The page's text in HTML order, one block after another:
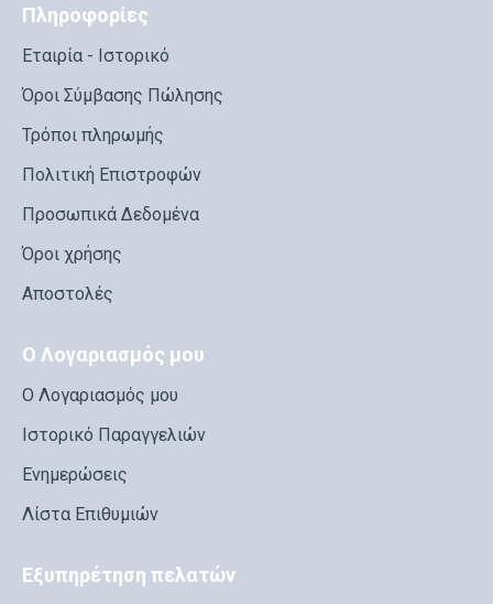
Πληροφορίες
Εταιρία - Ιστορικό
Όροι Σύμβασης Πώλησης
Τρόποι πληρωμής
Πολιτική Επιστροφών
Προσωπικά Δεδομένα
Όροι χρήσης
Αποστολές
Ο Λογαριασμός μου
Ο Λογαριασμός μου
Ιστορικό Παραγγελιών
Ενημερώσεις
Λίστα Επιθυμιών
Εξυπηρέτηση πελατών